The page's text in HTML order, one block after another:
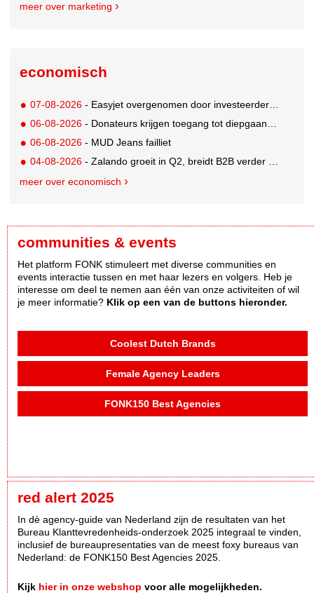
meer over marketing
economisch
07-08-2026 - Easyjet overgenomen door investeerder Apollo
06-08-2026 - Donateurs krijgen toegang tot diepgaandere informatie over goede doelen
06-08-2026 - MUD Jeans failliet
04-08-2026 - Zalando groeit in Q2, breidt B2B verder uit en innoveert met AI
meer over economisch
communities & events
Het platform FONK stimuleert met diverse communities en
events interactie tussen en met haar lezers en volgers. Heb je
interesse om deel te nemen aan één van onze activiteiten of wil
je meer informatie? Klik op een van de buttons hieronder.
Coolest Dutch Brands
Female Agency Leaders
FONK150 Best Agencies
red alert 2025
In dè agency-guide van Nederland zijn de resultaten van het
Bureau Klanttevredenheids-onderzoek 2025 integraal te vinden,
inclusief de bureaupresentaties van de meest foxy bureaus van
Nederland: de FONK150 Best Agencies 2025.
Kijk hier in onze webshop voor alle mogelijkheden.